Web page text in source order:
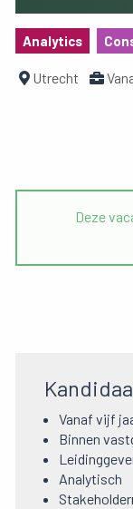
Analytics
Utrecht
Deze
Vanaf vijf
Binnen
Analytisch